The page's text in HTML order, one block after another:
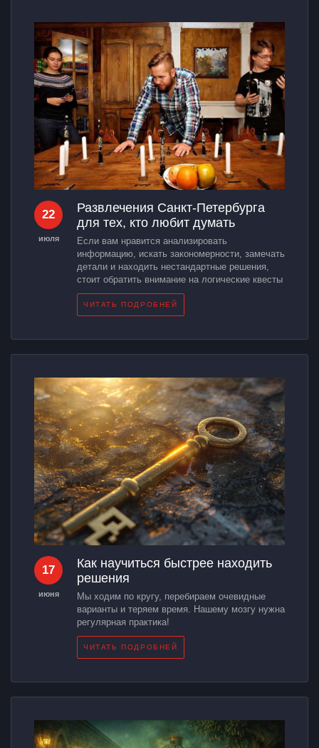
22
июля
Развлечения Санкт-Петербурга
для тех, кто любит думать
Если вам нравится анализировать
информацию, искать закономерности, замечать
детали и находить нестандартные решения,
стоит обратить внимание на логические квесты
ЧИТАТЬ ПОДРОБНЕЙ
17
июня
Как научиться быстрее находить
решения
Мы ходим по кругу, перебираем очевидные
варианты и теряем время. Нашему мозгу нужна
регулярная практика!
ЧИТАТЬ ПОДРОБНЕЙ